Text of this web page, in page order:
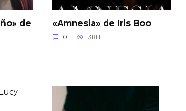
de
«Amnesia» de Iris Boo
0 388